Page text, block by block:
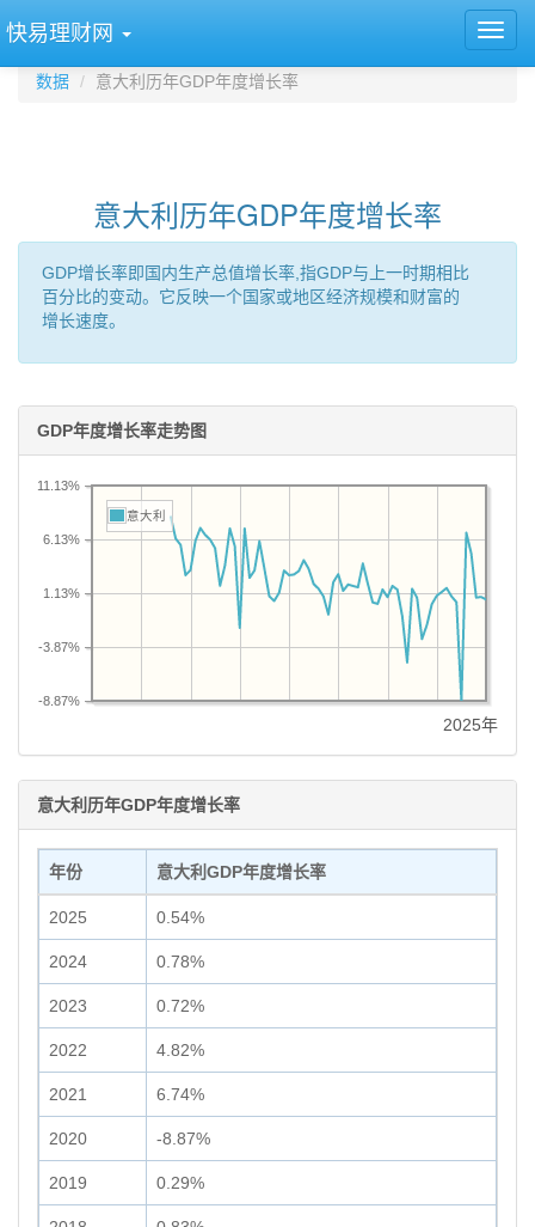
快易理财网
数据 意大利历年GDP年度增长率
意大利历年GDP年度增长率
GDP增长率即国内生产总值增长率,指GDP与上一时期相比
百分比的变动。它反映一个国家或地区经济规模和财富的
增长速度。
GDP年度增长率走势图
-8.87%
-3.87%
1.13%
6.13%
11.13%
意大利
2025年
意大利历年GDP年度增长率
年份 意大利GDP年度增长率
2025 0.54%
2024 0.78%
2023 0.72%
2022 4.82%
2021 6.74%
2020 -8.87%
2019 0.29%